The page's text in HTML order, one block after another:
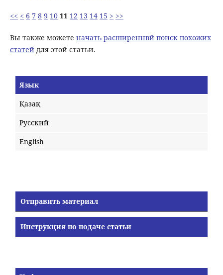
<< < 6 7 8 9 10 11 12 13 14 15 > >>
Вы также можете начать расширеннвй поиск похожих
статейдля этой статьи.
Язык
Қазақ
Русский
English
Отправить материал
Инструкция по подаче статьи